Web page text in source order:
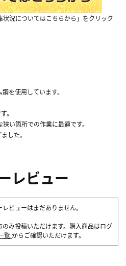
況についてはこちらから」をクリック
を使用しています。
。
い箇所での作業に最適です。
した。
レビュー
ビューはまだありません。
み投稿いただけます。購入商品はログ
覧 からご確認いただけます。